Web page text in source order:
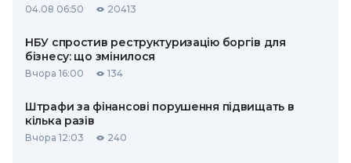
04.08 06:50 20413
НБУ спростив реструктуризацію боргів для
бізнесу: що змінилося
Вчора 16:00 134
Штрафи за фінансові порушення підвищать в
кілька разів
Вчора 12:03 240